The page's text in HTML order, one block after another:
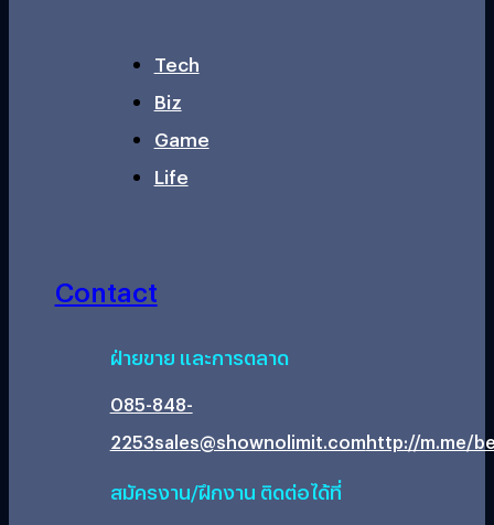
Tech
Biz
Game
Life
Contact
ฝ่ายขาย และการตลาด
085-848-
2253sales@shownolimit.comhttp://m.me/
สมัครงาน/ฝึกงาน ติดต่อได้ที่